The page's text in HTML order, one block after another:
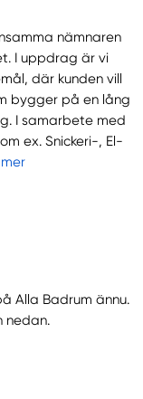
nämnaren
I uppdrag är vi
där kunden vill
bygger på en lång
I samarbete med
ex. Snickeri-, El-
Alla Badrum ännu.
nedan.